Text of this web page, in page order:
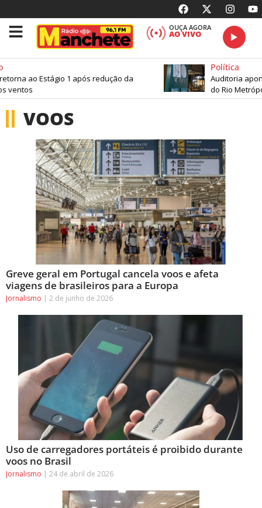
OUÇA AGORA
AO VIVO
ao Estágio 1 após redução da
Política
Auditoria aponta
do Rio Metrópole
VOOS
Greve geral em Portugal cancela voos e afeta
viagens de brasileiros para a Europa
Jornalismo 2 de junho de 2026
Uso de carregadores portáteis é proibido durante
voos no Brasil
Jornalismo 24 de abril de 2026